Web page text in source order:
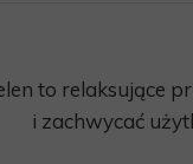
to relaksujące
i zachwycać